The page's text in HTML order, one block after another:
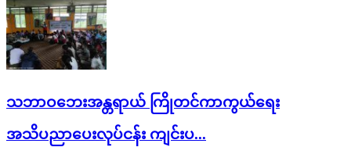
သဘာဝဘေးအန္တရာယ် ကြိုတင်ကာကွယ်ရေး
အသိပညာပေးလုပ်ငန်း ကျင်းပ...